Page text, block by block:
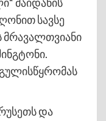
სავსე
მრავალთვიანი
და